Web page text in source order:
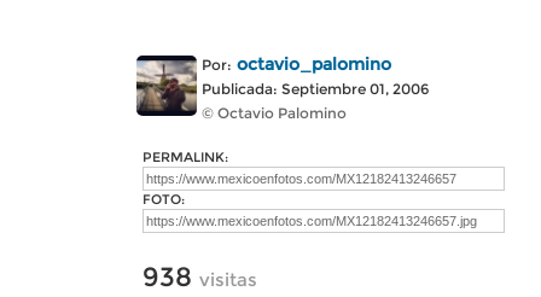
Por: octavio_palomino
Publicada: Septiembre 01, 2006
© Octavio Palomino
PERMALINK:
FOTO:
938 visitas